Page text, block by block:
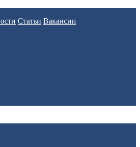
Статьи Вакансии